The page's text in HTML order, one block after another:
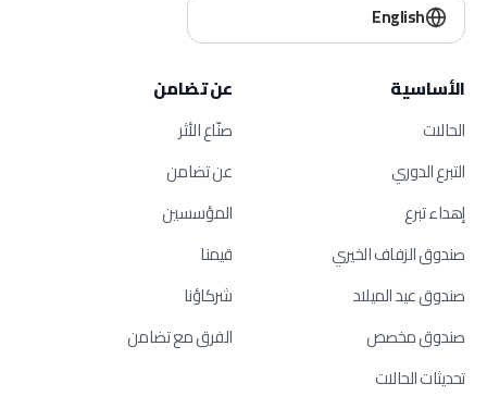
English
الأساسية
الحالات
التبرع الدوري
إهداء تبرع
صندوق الزفاف الخيري
صندوق عيد الميلاد
صندوق مخصص
تحديثات الحالات
عن تضامن
صنّاع الأثر
عن تضامن
المؤسسين
قيمنا
شركاؤنا
الفرق مع تضامن